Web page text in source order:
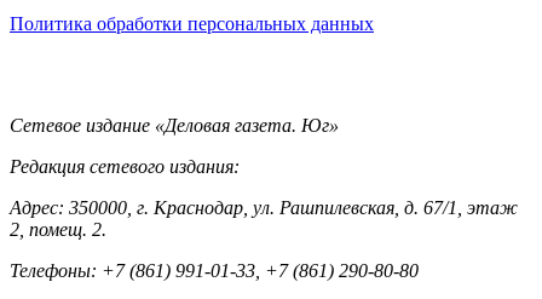
Политика обработки персональных данных
Контакты
Сетевое издание «Деловая газета. Юг»
Редакция сетевого издания:
Адрес: 350000, г. Краснодар, ул. Рашпилевская, д. 67/1, этаж
2, помещ. 2.
Телефоны: +7 (861) 991-01-33, +7 (861) 290-80-80